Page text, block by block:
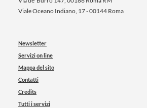
Viale Oceano Indiano, 17 - 00144 Roma
Newsletter
Servizi on line
Mappa del sito
Contatti
Credits
Tutti i servizi